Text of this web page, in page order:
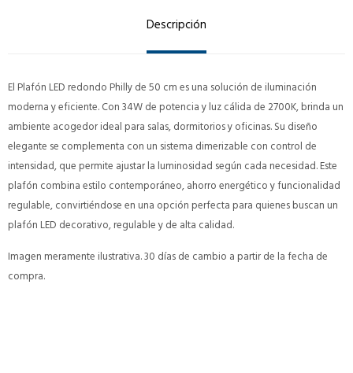
Descripción
El Plafón LED redondo Philly de 50 cm es una solución de iluminación
moderna y eficiente. Con 34W de potencia y luz cálida de 2700K, brinda un
ambiente acogedor ideal para salas, dormitorios y oficinas. Su diseño
elegante se complementa con un sistema dimerizable con control de
intensidad, que permite ajustar la luminosidad según cada necesidad. Este
plafón combina estilo contemporáneo, ahorro energético y funcionalidad
regulable, convirtiéndose en una opción perfecta para quienes buscan un
plafón LED decorativo, regulable y de alta calidad.
Imagen meramente ilustrativa. 30 días de cambio a partir de la fecha de
compra.